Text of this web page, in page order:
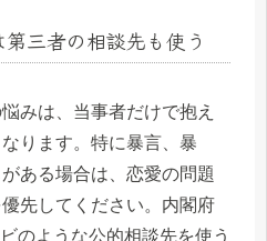
三者の相談先も使う
みは、当事者だけで抱え
ります。特に暴言、暴
ある場合は、恋愛の問題
先してください。内閣府
のような公的相談先を使う